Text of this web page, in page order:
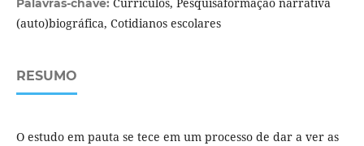
Palavras-chave:
(auto)biográfica, Cotidianos escolares
RESUMO
O estudo em pauta se tece em um processo de dar a ver as